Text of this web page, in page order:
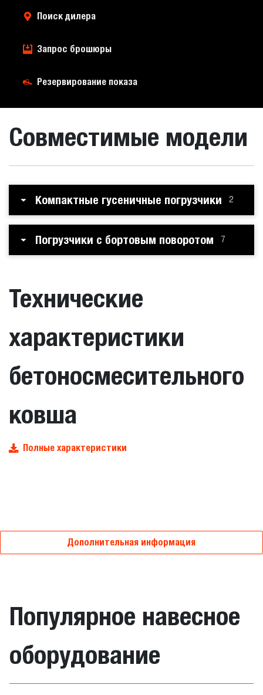
Поиск дилера
Запрос брошюры
Резервирование показа
Совместимые модели
Компактные гусеничные погрузчики 2
Погрузчики с бортовым поворотом 7
Технические
характеристики
бетоносмесительного
ковша
Полные характеристики
Дополнительная информация
Популярное навесное
оборудование